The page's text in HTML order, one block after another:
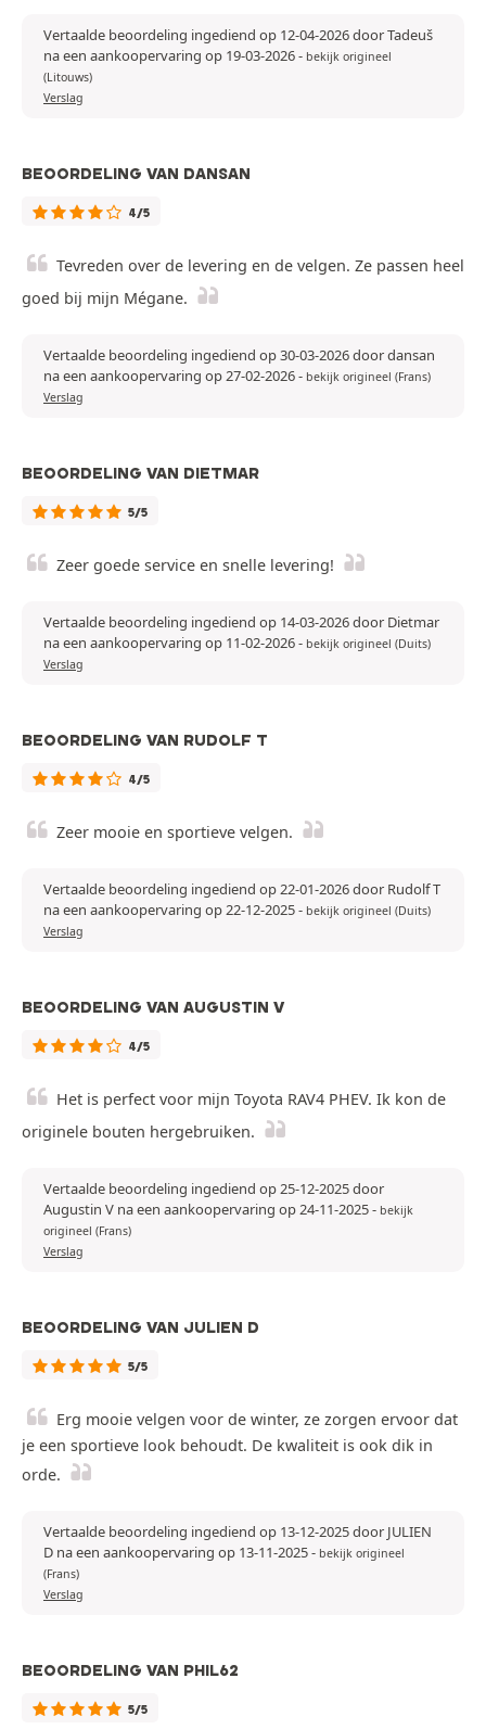
Vertaalde beoordeling ingediend op 12-04-2026 door Tadeuš
na een aankoopervaring op 19-03-2026- bekijk origineel
(Litouws)
Verslag
BEOORDELING VAN DANSAN
4/5
Tevreden over de levering en de velgen. Ze passen heel
goed bij mijn Mégane.
Vertaalde beoordeling ingediend op 30-03-2026 door dansan
na een aankoopervaring op 27-02-2026- bekijk origineel (Frans)
Verslag
BEOORDELING VAN DIETMAR
5/5
Zeer goede service en snelle levering!
Vertaalde beoordeling ingediend op 14-03-2026 door Dietmar
na een aankoopervaring op 11-02-2026- bekijk origineel (Duits)
Verslag
BEOORDELING VAN RUDOLF T
4/5
Zeer mooie en sportieve velgen.
Vertaalde beoordeling ingediend op 22-01-2026 door Rudolf T
na een aankoopervaring op 22-12-2025- bekijk origineel (Duits)
Verslag
BEOORDELING VAN AUGUSTIN V
4/5
Het is perfect voor mijn Toyota RAV4 PHEV. Ik kon de
originele bouten hergebruiken.
Vertaalde beoordeling ingediend op 25-12-2025 door
Augustin V na een aankoopervaring op 24-11-2025- bekijk
origineel (Frans)
Verslag
BEOORDELING VAN JULIEN D
5/5
Erg mooie velgen voor de winter, ze zorgen ervoor dat
je een sportieve look behoudt. De kwaliteit is ook dik in
orde.
Vertaalde beoordeling ingediend op 13-12-2025 door JULIEN
D na een aankoopervaring op 13-11-2025- bekijk origineel
(Frans)
Verslag
BEOORDELING VAN PHIL62
5/5